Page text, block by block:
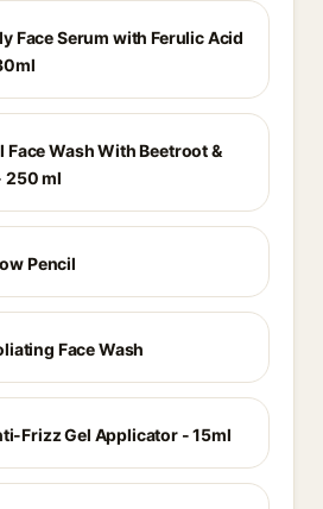
Face Serum with Ferulic Acid
Wash With Beetroot &
250 ml
Pencil
Face Wash
Frizz Gel Applicator - 15ml